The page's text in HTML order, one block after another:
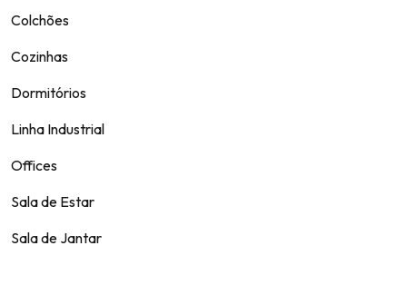
Colchões
Cozinhas
Dormitórios
Linha Industrial
Offices
Sala de Estar
Sala de Jantar